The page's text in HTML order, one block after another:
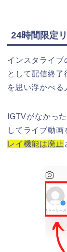
24時間限定
インスタライブ
として配信終
を思い浮かべる
IGTVがなかっ
してライブ動
レイ機能は廃止